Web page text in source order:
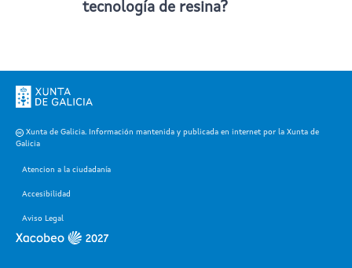
tecnología de resina?
Xunta de Galicia. Información mantenida y publicada en internet por la Xunta de
Galicia
Atencion a la ciudadanía
Accesibilidad
Aviso Legal